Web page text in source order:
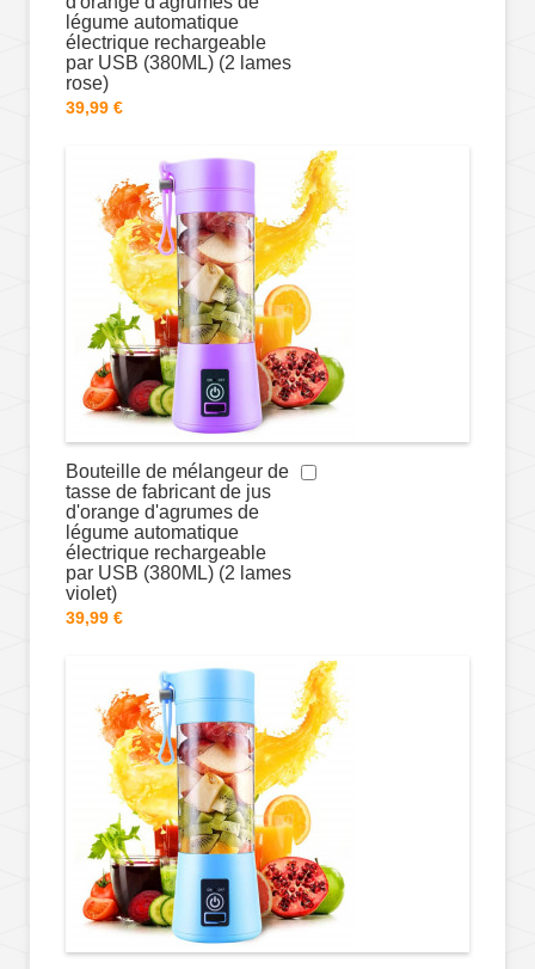
légume automatique
électrique rechargeable
par USB (380ML) (2 lames
rose)
39,99 €
Bouteille de mélangeur de
tasse de fabricant de jus
d'orange d'agrumes de
légume automatique
électrique rechargeable
par USB (380ML) (2 lames
violet)
39,99 €